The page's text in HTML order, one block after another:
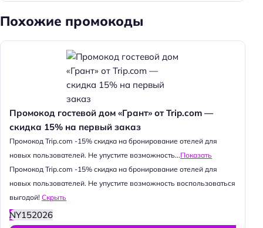
Похожие промокоды
Промокод гостевой дом «Грант» от Trip.com —
скидка 15% на первый заказ
Промокод Trip.com -15% скидка на бронирование отелей для
новых пользователей. Не упустите возможность...Показать
Промокод Trip.com -15% скидка на бронирование отелей для
новых пользователей. Не упустите возможность воспользоваться
выгодой! Скрыть
NY152026